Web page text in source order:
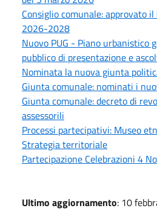
Consiglio comunale: approvato
2026-2028
Nuovo PUG - Piano urbanistico
pubblico di presentazione e
Nominata la nuova giunta
Giunta comunale: nominati i
Giunta comunale: decreto di
assessorili
Processi partecipativi: Museo
Strategia territoriale
Partecipazione Celebrazioni 4
Ultimo aggiornamento: 10